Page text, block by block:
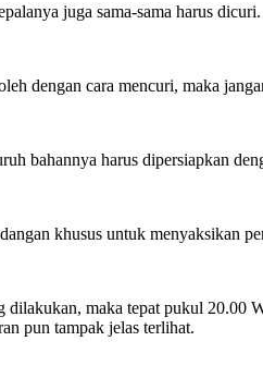
juga sama-sama harus
dengan cara mencuri, maka
bahannya harus dipersiapkan
khusus untuk
dilakukan, maka tepat pukul
pun tampak jelas terlihat.